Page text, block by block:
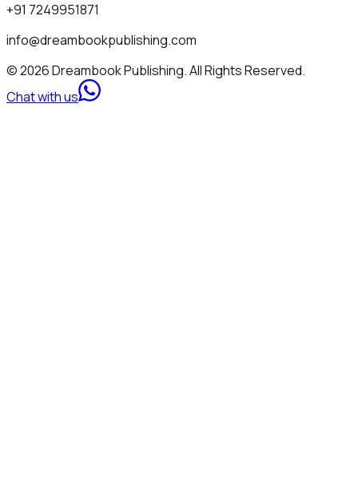
+91 7249951871
info@dreambookpublishing.com
© 2026 Dreambook Publishing. All Rights Reserved.
Chat with us